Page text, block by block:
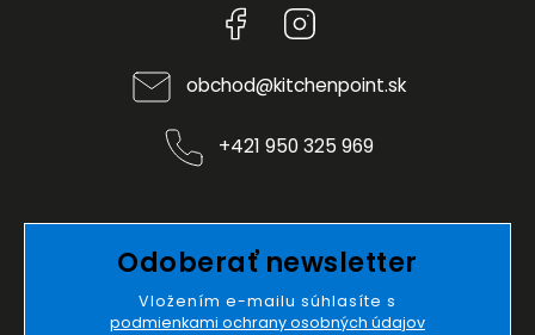
Facebook
obchod@kitchenpoint.sk
+421 950 325 969
Odoberať newsletter
Vložením e-mailu súhlasíte s
podmienkami ochrany osobných údajov